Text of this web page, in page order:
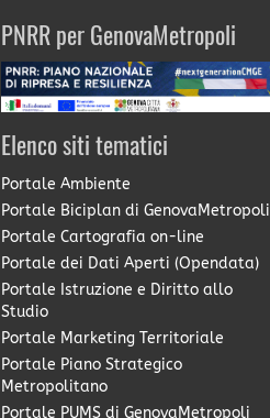
PNRR per GenovaMetropoli
Elenco siti tematici
Portale Ambiente
Portale Biciplan di GenovaMetropoli
Portale Cartografia on-line
Portale dei Dati Aperti (Opendata)
Portale Istruzione e Diritto allo
Studio
Portale Marketing Territoriale
Portale Piano Strategico
Metropolitano
Portale PUMS di GenovaMetropoli